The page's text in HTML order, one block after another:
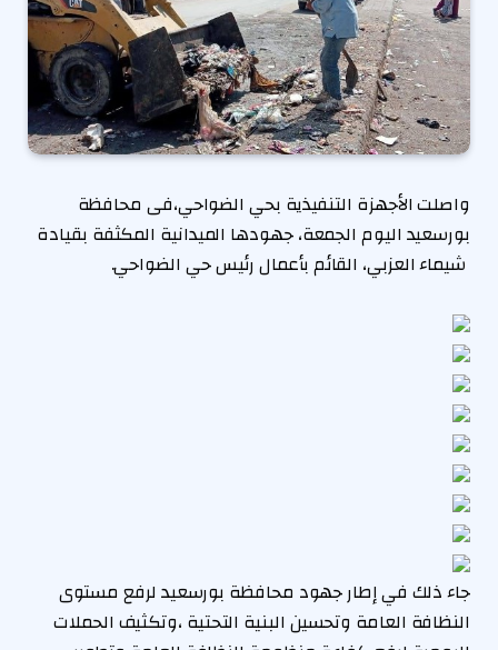
واصلت الأجهزة التنفيذية بحي الضواحي،فى محافظة
بورسعيد اليوم الجمعة، جهودها الميدانية المكثفة بقيادة
شيماء العزبي، القائم بأعمال رئيس حي الضواحي.
جاء ذلك في إطار جهود محافظة بورسعيد لرفع مستوى
النظافة العامة وتحسين البنية التحتية ،وتكثيف الحملات